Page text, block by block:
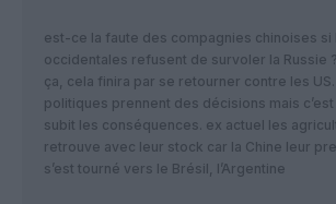
est-ce la faute des compagnies chinoises si
occidentales refusent de survoler la Russie
ça, cela finira par se retourner contre les
politiques prennent des décisions mais
subit les conséquences. ex actuel les
retrouve avec leur stock car la Chine leur
s’est tourné vers le Brésil, l’Argentine